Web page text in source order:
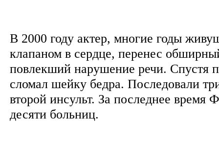
В 2000 году актер, многие годы
клапаном в сердце, перенес
повлекший нарушение речи. Спустя
сломал шейку бедра. Последовали
второй инсульт. За последнее время
десяти больниц.